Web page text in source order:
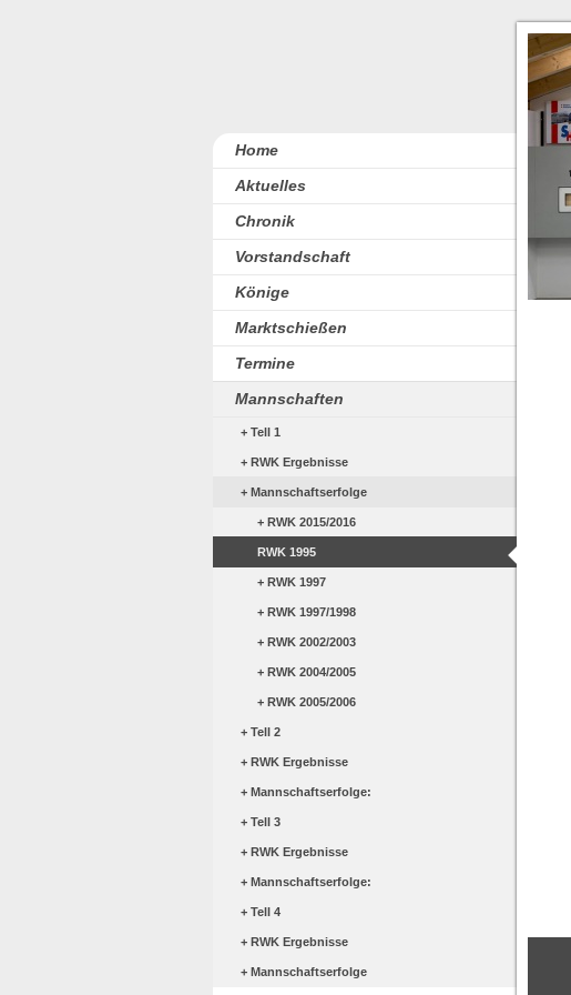
Home
Aktuelles
Chronik
Vorstandschaft
Könige
Marktschießen
Termine
Mannschaften
Tell 1
RWK Ergebnisse
Mannschaftserfolge
RWK 2015/2016
RWK 1995
RWK 1997
RWK 1997/1998
RWK 2002/2003
RWK 2004/2005
RWK 2005/2006
Tell 2
RWK Ergebnisse
Mannschaftserfolge:
Tell 3
RWK Ergebnisse
Mannschaftserfolge:
Tell 4
RWK Ergebnisse
Mannschaftserfolge